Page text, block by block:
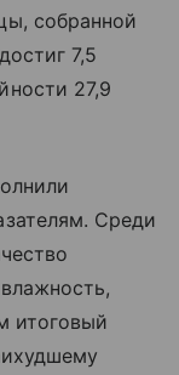
собранной
7,5
27,9
Среди
итоговый